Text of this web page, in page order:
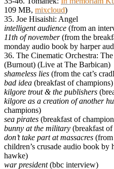
109 MB, mixcloud)
35. Joe Hisaishi: Angel
intelligent audience (from an
11th of november(from the
monday audio book by harper
36. The Cinematic Orchestra:
(Burnout) (Live at The Barbican)
shameless lies (from the cat’s
bad idea (breakfast of champions)
kilgore trout & the publishers
kilgore as a creation of another
champions)
sea pirates (breakfast of
bunny at the military (breakfast
don’t take part at massacres (from
children’s crusade audio book by
hawke)
war president(bbc interview)